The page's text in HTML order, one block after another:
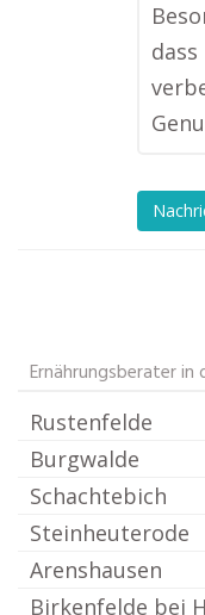
Ernährungsberater in
Rustenfelde
Burgwalde
Schachtebich
Steinheuterode
Arenshausen
Birkenfelde bei